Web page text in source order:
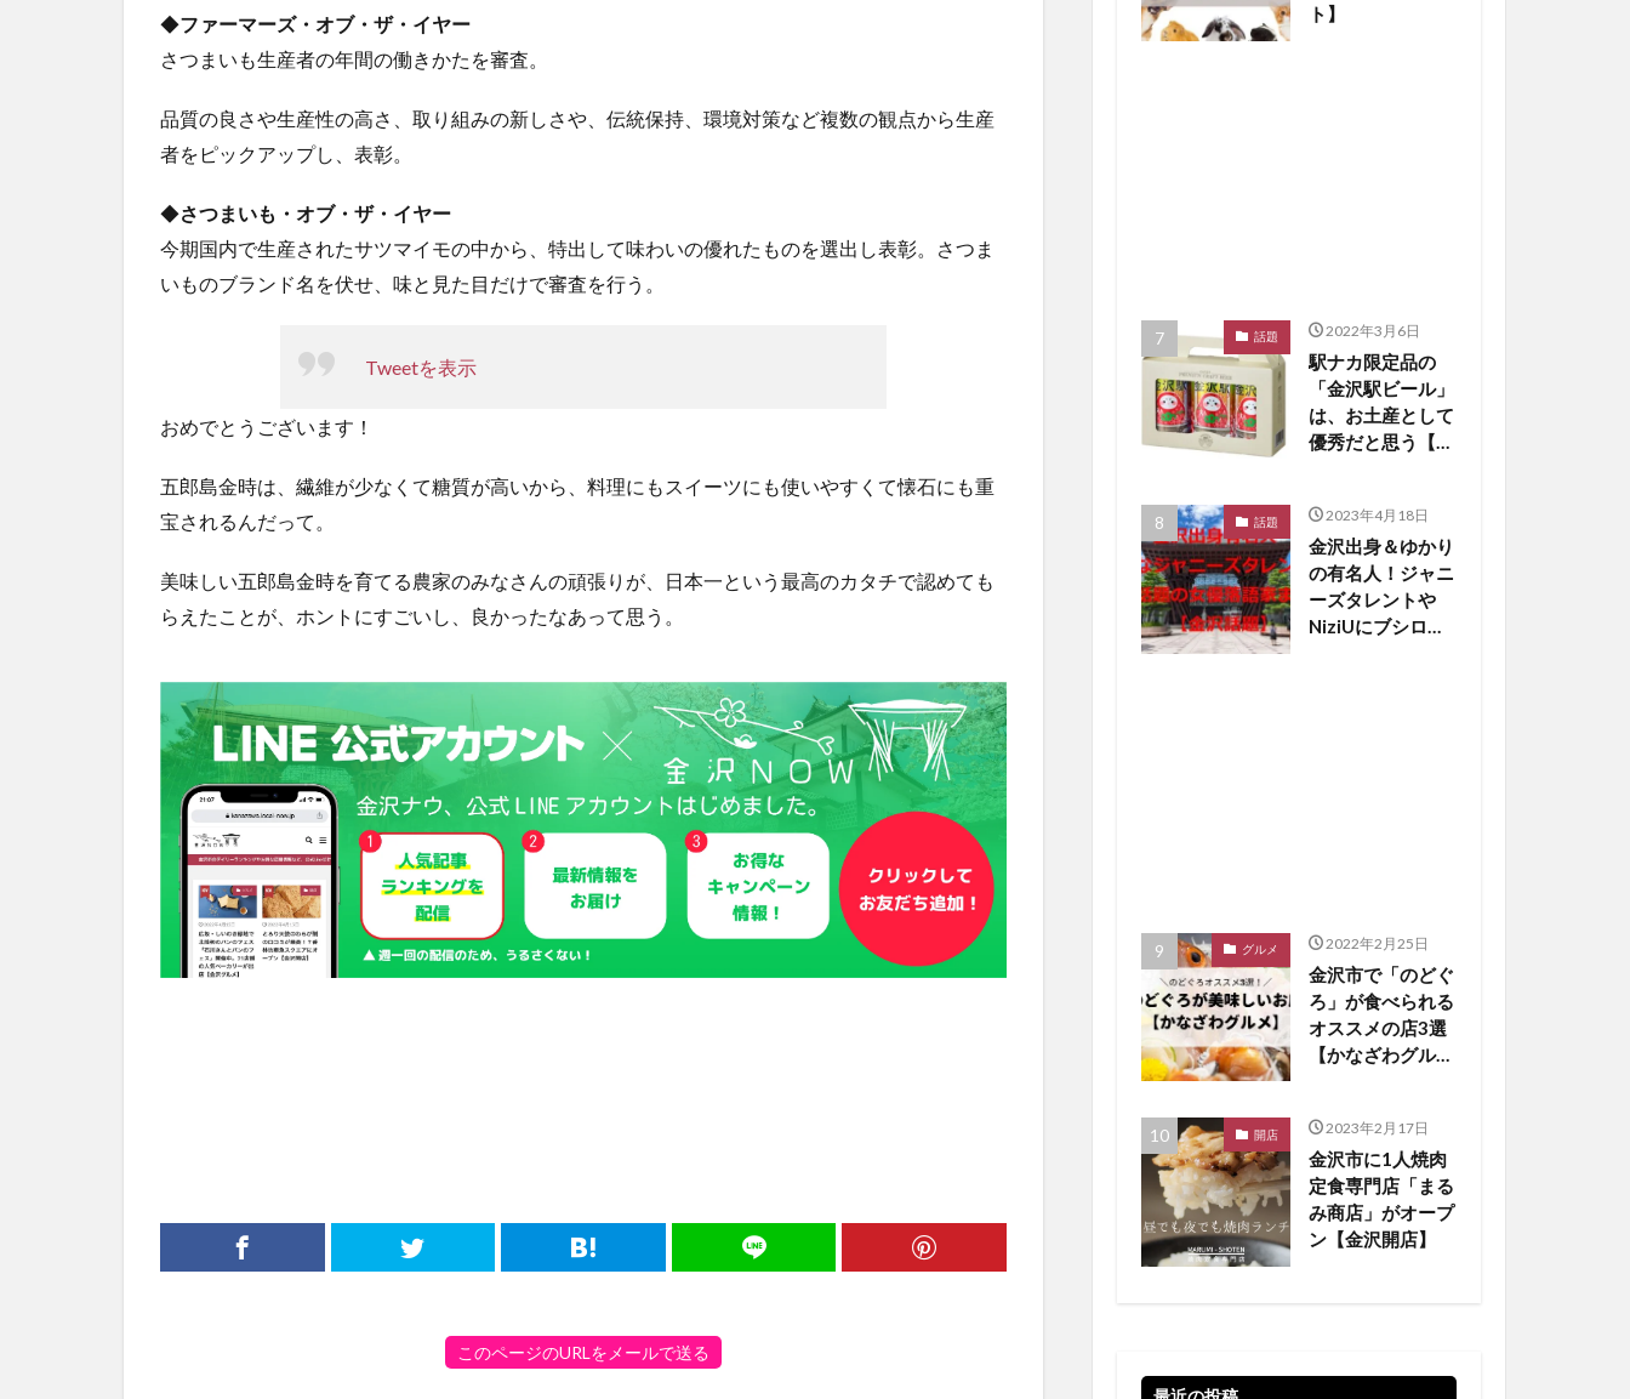
◆ファーマーズ・オブ・ザ・イヤー
さつまいも生産者の年間の働きかたを審査。
品質の良さや生産性の高さ、取り組みの新しさや、伝統保持、環境対策など複数の観点から生産
者をピックアップし、表彰。
◆さつまいも・オブ・ザ・イヤー
今期国内で生産されたサツマイモの中から、特出して味わいの優れたものを選出し表彰。さつま
いものブランド名を伏せ、味と見た目だけで審査を行う。
Tweetを表示
おめでとうございます！
五郎島金時は、繊維が少なくて糖質が高いから、料理にもスイーツにも使いやすくて懐石にも重
宝されるんだって。
美味しい五郎島金時を育てる農家のみなさんの頑張りが、日本一という最高のカタチで認めても
らえたことが、ホントにすごいし、良かったなあって思う。
このページのURLをメールで送る
ト】
話題 2022年3月6日
駅ナカ限定品の
「金沢駅ビール」
は、お土産として
優秀だと思う【か
話題 2023年4月18日
金沢出身＆ゆかり
の有名人！ジャニ
ーズタレントや
NiziUにブシロー
グルメ 2022年2月25日
金沢市で「のどぐ
ろ」が食べられる
オススメの店3選
【かなざわグルメ
開店 2023年2月17日
金沢市に1人焼肉
定食専門店「まる
み商店」がオープ
ン【金沢開店】